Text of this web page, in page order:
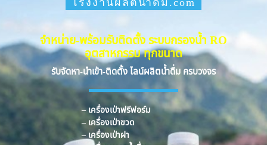
จำหน่าย-พร้อมรับติดตั้ง ระบบกรองน้ำ RO
อุตสาหกรรม ทุกขนาด
รับจัดหา-นำเข้า-ติดตั้ง ไลน์ผลิตน้ำดื่ม ครบวงจร
– เครื่องเป่าฟรีฟอร์ม
– เครื่องเป่าขวด
– เครื่องเป่าฝา